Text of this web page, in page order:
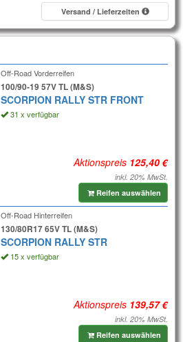
Versand / Lieferzeiten
Off-Road Vorderreifen
100/90-19 57V TL (M&S)
SCORPION RALLY STR FRONT
31 x verfügbar
Aktionspreis
inkl. 20% MwSt.
Reifen auswählen
Off-Road Hinterreifen
130/80R17 65V TL (M&S)
SCORPION RALLY STR
15 x verfügbar
Aktionspreis
inkl. 20% MwSt.
Reifen auswählen